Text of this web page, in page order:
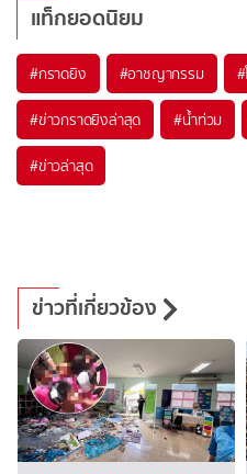
แท็กยอดนิยม
#กราดยิง #อาชญากรรม #
#ข่าวกราดยิงล่าสุด #น้ำท่วม
#ข่าวล่าสุด
ข่าวที่เกี่ยวข้อง